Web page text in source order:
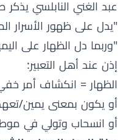
عبد الغني النابلسي
"يدل على ظهور الأسرار
"وربما دل الظهار على
إذن عند أهل التعبير:
الظهار = انكشاف أمر
أو يكون بمعنى يمين/
أو انسحاب وتولي في